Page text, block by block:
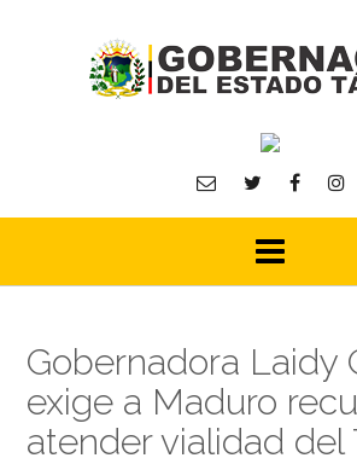
Gobernadora Laidy
exige a Maduro
atender vialidad del